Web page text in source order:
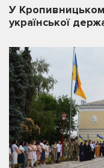
У
української